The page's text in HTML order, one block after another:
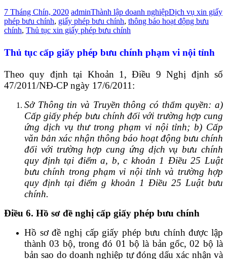
7 Tháng Chín, 2020 adminThành lập doanh nghiệpDịch vụ xin giấy
phép bưu chính, giấy phép bưu chính, thông báo hoạt động bưu
chính, Thủ tục xin giấy phép bưu chính
Thủ tục cấp giấy phép bưu chính phạm vi nội tỉnh
Theo quy định tại Khoản 1, Điều 9 Nghị định số
47/2011/NĐ-CP ngày 17/6/2011:
Sở Thông tin và Truyền thông có thẩm quyền: a)
Cấp giấy phép bưu chính đối với trường hợp cung
ứng dịch vụ thư trong phạm vi nội tỉnh; b) Cấp
văn bản xác nhận thông báo hoạt động bưu chính
đối với trường hợp cung ứng dịch vụ bưu chính
quy định tại điểm a, b, c khoản 1 Điều 25 Luật
bưu chính trong phạm vi nội tỉnh và trường hợp
quy định tại điểm g khoản 1 Điều 25 Luật bưu
chính.
Điều 6. Hồ sơ đề nghị cấp giấy phép bưu chính
Hồ sơ đề nghị cấp giấy phép bưu chính được lập
thành 03 bộ, trong đó 01 bộ là bản gốc, 02 bộ là
bản sao do doanh nghiệp tự đóng dấu xác nhận và